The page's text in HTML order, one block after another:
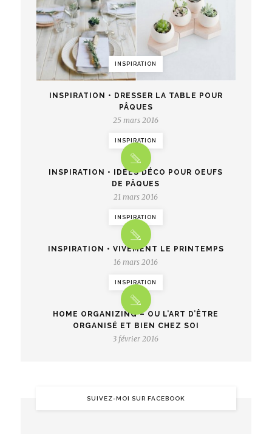
INSPIRATION
INSPIRATION • DRESSER LA TABLE POUR
PÂQUES
25 mars 2016
INSPIRATION
INSPIRATION • IDÉES DÉCO POUR OEUFS
DE PÂQUES
21 mars 2016
INSPIRATION
INSPIRATION • VIVEMENT LE PRINTEMPS
16 mars 2016
INSPIRATION
HOME ORGANIZING – OU L’ART D’ÊTRE
ORGANISÉ ET BIEN CHEZ SOI
3 février 2016
SUIVEZ-MOI SUR FACEBOOK